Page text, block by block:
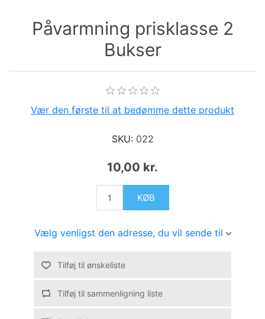
Påvarmning prisklasse 2
Bukser
Vær den første til at bedømme dette produkt
SKU: 022
10,00 kr.
KØB
Vælg venligst den adresse, du vil sende til
Tilføj til ønskeliste
Tilføj til sammenligning liste